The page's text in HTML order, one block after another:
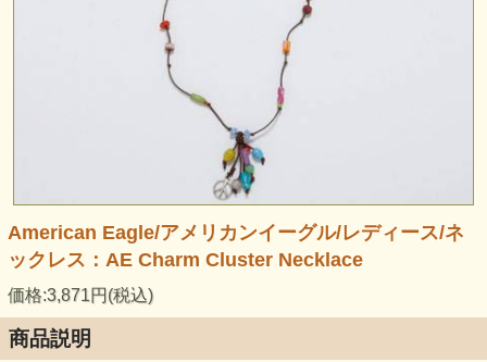
American Eagle/アメリカンイーグル/レディース/ネ
ックレス：AE Charm Cluster Necklace
価格:3,871円(税込)
商品説明